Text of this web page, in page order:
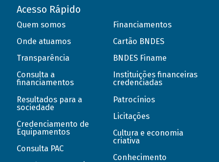
Acesso Rápido
Quem somos
Onde atuamos
Transparência
Consulta a
financiamentos
Resultados para a
sociedade
Credenciamento de
Equipamentos
Consulta PAC
Financiamentos
Cartão BNDES
BNDES Finame
Instituições financeiras
credenciadas
Patrocínios
Licitações
Cultura e economia
criativa
Conhecimento